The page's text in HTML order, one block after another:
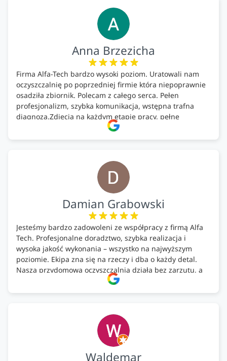
Anna Brzezicha
Firma Alfa-Tech bardzo wysoki poziom. Uratowali nam
oczyszczalnię po poprzedniej firmie która niepoprawnie
osadziła zbiornik. Polecam z całego serca. Pełen
profesjonalizm, szybka komunikacja, wstępna trafna
diagnoza.Zdjęcia na każdym etapie pracy, pełne
doradztwo.Dobrze wyszkoleni i znający się na rzeczy.
Podsumowując ekipa na wysokim poziomie, rzetelna.
Damian Grabowski
Jesteśmy bardzo zadowoleni ze współpracy z firmą Alfa
Tech. Profesjonalne doradztwo, szybka realizacja i
wysoka jakość wykonania – wszystko na najwyższym
poziomie. Ekipa zna się na rzeczy i dba o każdy detal.
Nasza przydomowa oczyszczalnia działa bez zarzutu, a
całość została wykonana zgodnie z terminem i
ustaleniami. Z czystym sumieniem polecamy Alfa Tech
ekologicznych rozwiązań!🍀
Waldemar